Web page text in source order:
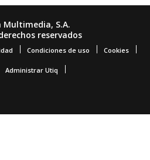
Multimedia, S.A.
reservados
Condiciones de uso Cookies
Administrar Utiq